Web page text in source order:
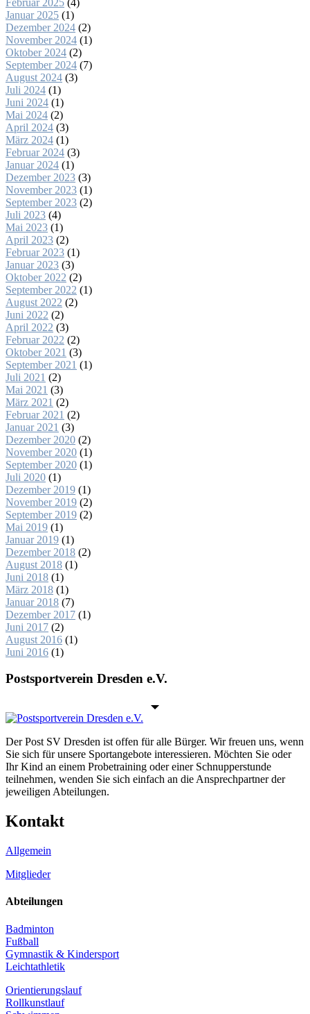
Januar 2025 (1)
Dezember 2024 (2)
November 2024 (1)
Oktober 2024 (2)
September 2024 (7)
August 2024 (3)
Juli 2024 (1)
Juni 2024 (1)
Mai 2024 (2)
April 2024 (3)
März 2024 (1)
Februar 2024 (3)
Januar 2024 (1)
Dezember 2023 (3)
November 2023 (1)
September 2023 (2)
Juli 2023 (4)
Mai 2023 (1)
April 2023 (2)
Februar 2023 (1)
Januar 2023 (3)
Oktober 2022 (2)
September 2022 (1)
August 2022 (2)
Juni 2022 (2)
April 2022 (3)
Februar 2022 (2)
Oktober 2021 (3)
September 2021 (1)
Juli 2021 (2)
Mai 2021 (3)
März 2021 (2)
Februar 2021 (2)
Januar 2021 (3)
Dezember 2020 (2)
November 2020 (1)
September 2020 (1)
Juli 2020 (1)
Dezember 2019 (1)
November 2019 (2)
September 2019 (2)
Mai 2019 (1)
Januar 2019 (1)
Dezember 2018 (2)
August 2018 (1)
Juni 2018 (1)
März 2018 (1)
Januar 2018 (7)
Dezember 2017 (1)
Juni 2017 (2)
August 2016 (1)
Juni 2016 (1)
Postsportverein Dresden e.V.
Der Post SV Dresden ist offen für alle Bürger. Wir freuen uns, wenn
Sie sich für unsere Sportangebote interessieren. Möchten Sie oder
Ihr Kind an einem Probetraining oder einer Schnupperstunde
teilnehmen, wenden Sie sich einfach an die Ansprechpartner der
jeweiligen Abteilungen.
Kontakt
Allgemein
Mitglieder
Abteilungen
Badminton
Fußball
Gymnastik & Kindersport
Leichtathletik
Orientierungslauf
Rollkunstlauf